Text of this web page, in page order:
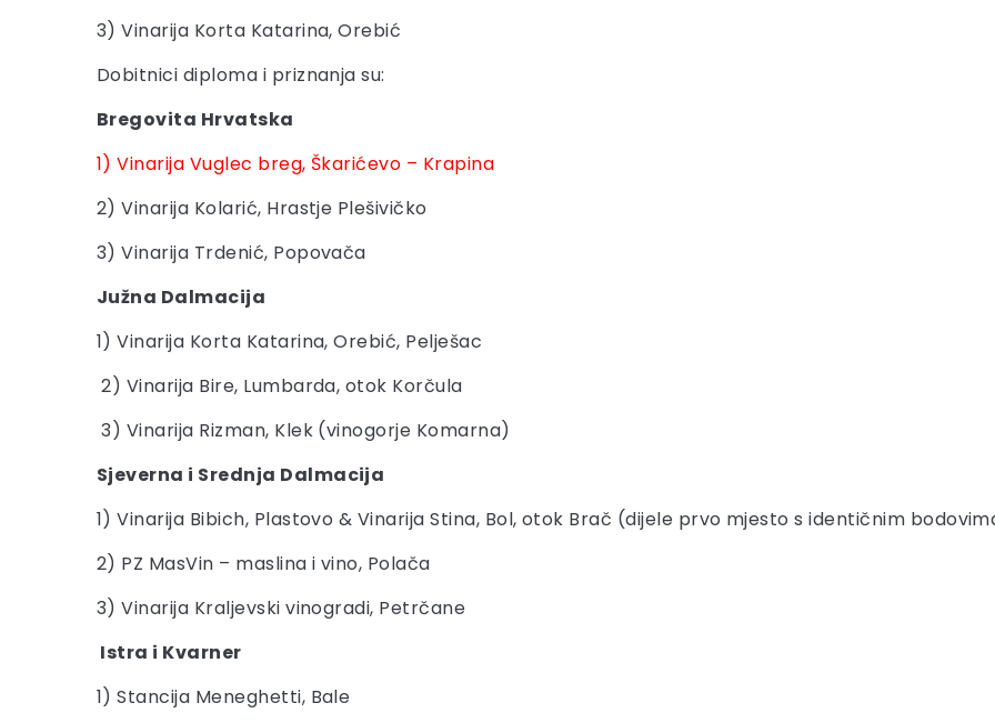
3) Vinarija Korta Katarina, Orebić
Dobitnici diploma i priznanja su:
Bregovita Hrvatska
1) Vinarija Vuglec breg, Škarićevo – Krapina
2) Vinarija Kolarić, Hrastje Plešivičko
3) Vinarija Trdenić, Popovača
Južna Dalmacija
1) Vinarija Korta Katarina, Orebić, Pelješac
2) Vinarija Bire, Lumbarda, otok Korčula
3) Vinarija Rizman, Klek (vinogorje Komarna)
Sjeverna i Srednja Dalmacija
1) Vinarija Bibich, Plastovo & Vinarija Stina, Bol, otok Brač (dijele prvo mjesto s identičnim
2) PZ MasVin – maslina i vino, Polača
3) Vinarija Kraljevski vinogradi, Petrčane
Istra i Kvarner
1) Stancija Meneghetti, Bale